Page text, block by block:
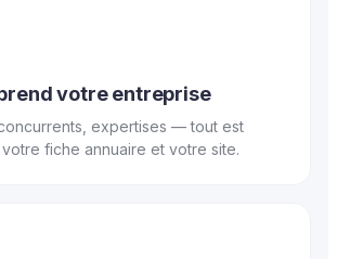
votre entreprise
expertises — tout est
fiche annuaire et votre site.